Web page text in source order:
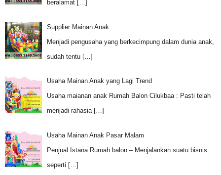
beralamat […]
Supplier Mainan Anak
Menjadi pengusaha yang berkecimpung dalam dunia anak,
sudah tentu […]
Usaha Mainan Anak yang Lagi Trend
Usaha maianan anak Rumah Balon Cilukbaa : Pasti telah
menjadi rahasia […]
Usaha Mainan Anak Pasar Malam
Penjual Istana Rumah balon – Menjalankan suatu bisnis
seperti […]